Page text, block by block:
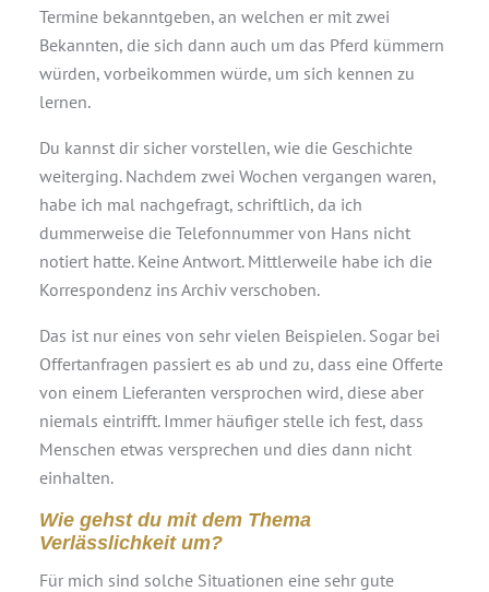
Termine bekanntgeben, an welchen er mit zwei
Bekannten, die sich dann auch um das Pferd kümmern
würden, vorbeikommen würde, um sich kennen zu
lernen.
Du kannst dir sicher vorstellen, wie die Geschichte
weiterging. Nachdem zwei Wochen vergangen waren,
habe ich mal nachgefragt, schriftlich, da ich
dummerweise die Telefonnummer von Hans nicht
notiert hatte. Keine Antwort. Mittlerweile habe ich die
Korrespondenz ins Archiv verschoben.
Das ist nur eines von sehr vielen Beispielen. Sogar bei
Offertanfragen passiert es ab und zu, dass eine Offerte
von einem Lieferanten versprochen wird, diese aber
niemals eintrifft. Immer häufiger stelle ich fest, dass
Menschen etwas versprechen und dies dann nicht
einhalten.
Wie gehst du mit dem Thema
Verlässlichkeit um?
Für mich sind solche Situationen eine sehr gute